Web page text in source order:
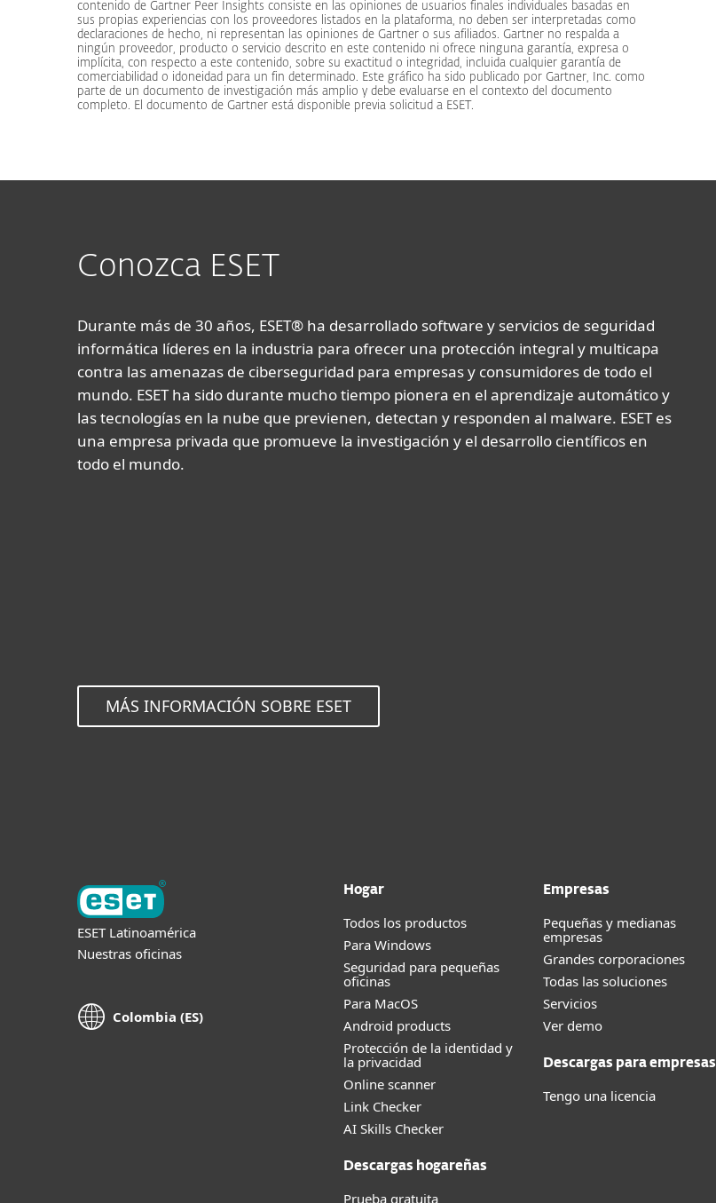
contenido de Gartner Peer Insights consiste en las opiniones de usuarios finales individuales basadas en
sus propias experiencias con los proveedores listados en la plataforma, no deben ser interpretadas como
declaraciones de hecho, ni representan las opiniones de Gartner o sus afiliados. Gartner no respalda a
ningún proveedor, producto o servicio descrito en este contenido ni ofrece ninguna garantía, expresa o
implícita, con respecto a este contenido, sobre su exactitud o integridad, incluida cualquier garantía de
comerciabilidad o idoneidad para un fin determinado. Este gráfico ha sido publicado por Gartner, Inc. como
parte de un documento de investigación más amplio y debe evaluarse en el contexto del documento
completo. El documento de Gartner está disponible previa solicitud a ESET.
Conozca ESET
Durante más de 30 años, ESET® ha desarrollado software y servicios de seguridad
informática líderes en la industria para ofrecer una protección integral y multicapa
contra las amenazas de ciberseguridad para empresas y consumidores de todo el
mundo. ESET ha sido durante mucho tiempo pionera en el aprendizaje automático y
las tecnologías en la nube que previenen, detectan y responden al malware. ESET es
una empresa privada que promueve la investigación y el desarrollo científicos en
todo el mundo.
MÁS INFORMACIÓN SOBRE ESET
ESET Latinoamérica
Nuestras oficinas
Colombia (ES)
Hogar
Todos los productos
Para Windows
Seguridad para pequeñas
oficinas
Para MacOS
Android products
Protección de la identidad y
la privacidad
Online scanner
Link Checker
AI Skills Checker
Descargas hogareñas
Prueba gratuita
Empresas
Pequeñas y medianas
empresas
Grandes corporaciones
Todas las soluciones
Servicios
Ver demo
Descargas para empresas
Tengo una licencia